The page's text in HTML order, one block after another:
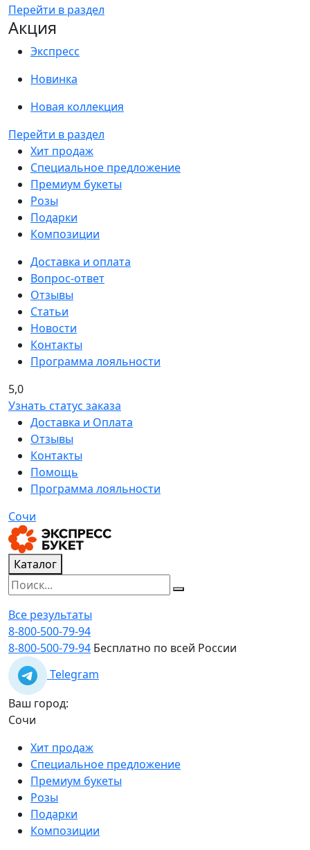
Перейти в раздел
Акция
Экспресс
Новинка
Новая коллекция
Перейти в раздел
Хит продаж
Специальное предложение
Премиум букеты
Розы
Подарки
Композиции
Доставка и оплата
Вопрос-ответ
Отзывы
Статьи
Новости
Контакты
Программа лояльности
5,0
Узнать статус заказа
Доставка и Оплата
Отзывы
Контакты
Помощь
Программа лояльности
Сочи
Каталог
Все результаты
8-800-500-79-94
8-800-500-79-94 Бесплатно по всей России
Telegram
Ваш город:
Сочи
Хит продаж
Специальное предложение
Премиум букеты
Розы
Подарки
Композиции